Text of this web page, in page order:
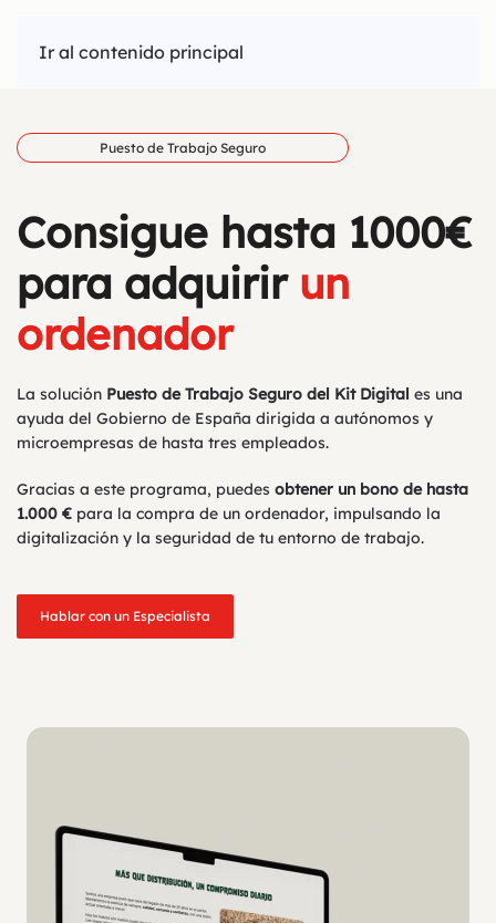
Ir al contenido principal
Puesto de Trabajo Seguro
Consigue hasta 1000€
para adquirir un
ordenador
La solución Puesto de Trabajo Seguro del Kit Digital es una
ayuda del Gobierno de España dirigida a autónomos y
microempresas de hasta tres empleados.
Gracias a este programa, puedes obtener un bono de hasta
1.000 € para la compra de un ordenador, impulsando la
digitalización y la seguridad de tu entorno de trabajo.
Hablar con un Especialista